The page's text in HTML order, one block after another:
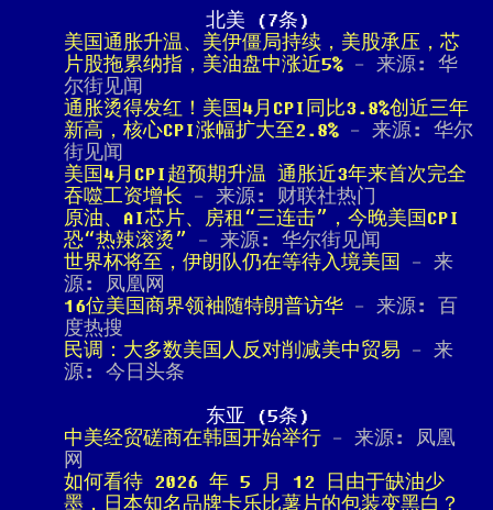
北美 (7条)
美国通胀升温、美伊僵局持续，美股承压，芯
片股拖累纳指，美油盘中涨近5% - 来源: 华
尔街见闻
通胀烫得发红！美国4月CPI同比3.8%创近三年
新高，核心CPI涨幅扩大至2.8% - 来源: 华尔
街见闻
美国4月CPI超预期升温 通胀近3年来首次完全
吞噬工资增长 - 来源: 财联社热门
原油、AI芯片、房租“三连击”，今晚美国CPI
恐“热辣滚烫” - 来源: 华尔街见闻
世界杯将至，伊朗队仍在等待入境美国
- 来
源: 凤凰网
16位美国商界领袖随特朗普访华 - 来源: 百
度热搜
民调：大多数美国人反对削减美中贸易 - 来
源: 今日头条
东亚 (5条)
中美经贸磋商在韩国开始举行 - 来源: 凤凰
网
如何看待 2026 年 5 月 12 日由于缺油少
墨，日本知名品牌卡乐比薯片的包装变黑白？